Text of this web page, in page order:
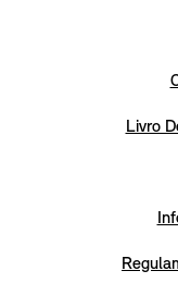
Livro